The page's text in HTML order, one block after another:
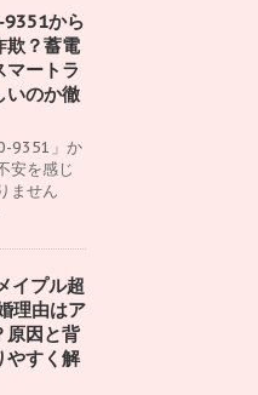
から
欺？蓄電
マートラ
いのか徹
9351」か
安を感じ
ません
イプル超
理由はア
原因と背
やすく解